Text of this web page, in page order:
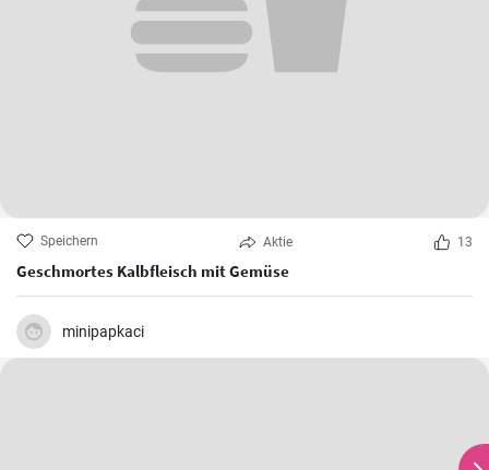
Speichern Aktie 13
Geschmortes Kalbfleisch mit Gemüse
minipapkaci